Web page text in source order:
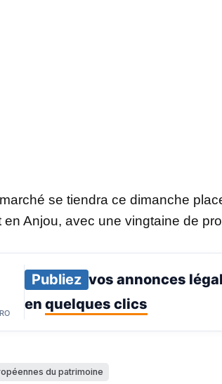
se tiendra ce dimanche
en Anjou, avec une vingtaine de
Publiez vos annonces
en quelques clics
du patrimoine